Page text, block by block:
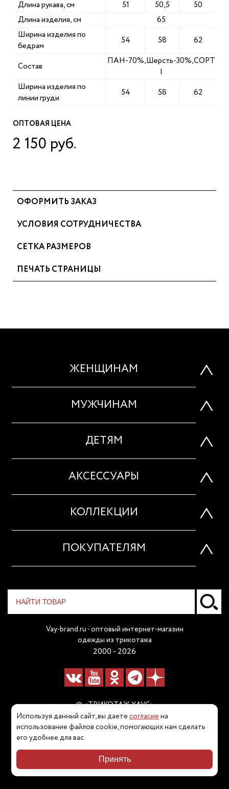
ОПТОВАЯ ЦЕНА
2 150 руб.
Длина рукава, см
51 50,5
50
Длина изделия, см
65
Ширина изделия по
бедрам
54 58 62
Состав
ПАН-70%,Шерсть-30%,СОРТ
Ширина изделия по
линии груди
54 58 62
ОФОРМИТЬ ЗАКАЗ
УСЛОВИЯ СОТРУДНИЧЕСТВА
СЕТКА РАЗМЕРОВ
ПЕЧАТЬ СТРАНИЦЫ
ЖЕНЩИНАМ
МУЖЧИНАМ
ДЕТЯМ
АКСЕССУАРЫ
КОЛЛЕКЦИИ
ПОКУПАТЕЛЯМ
Vay-brand.ru - оптовый интернет-магазин
одежды из трикотажа
2000 - 2026
© «ТРИКОТАЖ ХАУС»
Наш телефон:
8 (800) 511 80 60
Карта сайта
Используя данный сайт, вы даетесогласие на
использование файлов cookie, помогающих нам сделать
его удобнее для вас.
Принять